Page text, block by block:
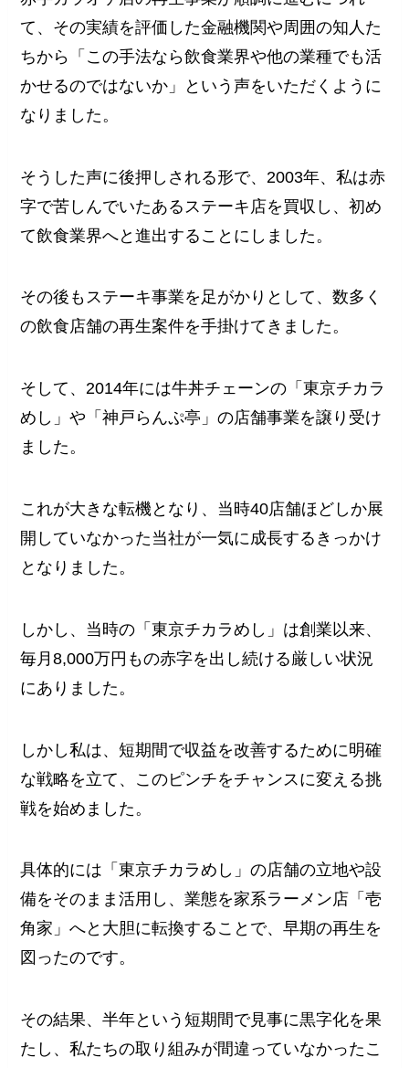
て、その実績を評価した金融機関や周囲の知人た
ちから「この手法なら飲食業界や他の業種でも活
かせるのではないか」という声をいただくように
なりました。
そうした声に後押しされる形で、2003年、私は赤
字で苦しんでいたあるステーキ店を買収し、初め
て飲食業界へと進出することにしました。
その後もステーキ事業を足がかりとして、数多く
の飲食店舗の再生案件を手掛けてきました。
そして、2014年には牛丼チェーンの「東京チカラ
めし」や「神戸らんぷ亭」の店舗事業を譲り受け
ました。
これが大きな転機となり、当時40店舗ほどしか展
開していなかった当社が一気に成長するきっかけ
となりました。
しかし、当時の「東京チカラめし」は創業以来、
毎月8,000万円もの赤字を出し続ける厳しい状況
にありました。
しかし私は、短期間で収益を改善するために明確
な戦略を立て、このピンチをチャンスに変える挑
戦を始めました。
具体的には「東京チカラめし」の店舗の立地や設
備をそのまま活用し、業態を家系ラーメン店「壱
角家」へと大胆に転換することで、早期の再生を
図ったのです。
その結果、半年という短期間で見事に黒字化を果
たし、私たちの取り組みが間違っていなかったこ